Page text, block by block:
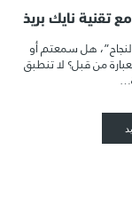
تقنية نايك بريذ
هل سمعتم أو
من قبل؟ لا تنطبق